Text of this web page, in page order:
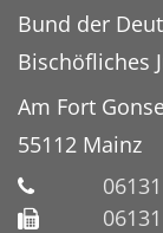
Bund der
Bischöfliches
Am Fort
55112 Mainz